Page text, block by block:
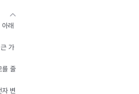
래
가
를 줄
변